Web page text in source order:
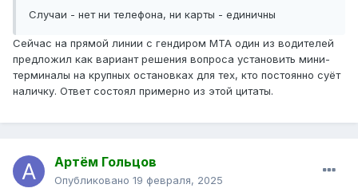
Случаи - нет ни телефона, ни карты - единичны
Сейчас на прямой линии с гендиром МТА один из водителей
предложил как вариант решения вопроса установить мини-
терминалы на крупных остановках для тех, кто постоянно суёт
наличку. Ответ состоял примерно из этой цитаты.
Артём Гольцов
Опубликовано 19 февраля, 2025